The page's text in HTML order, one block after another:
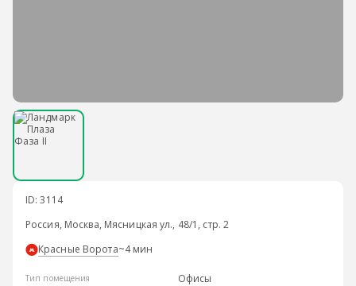
ID: 3114
Россия, Москва, Мясницкая ул., 48/1, стр. 2
Красные Ворота~4 мин
Тип помещения Офисы